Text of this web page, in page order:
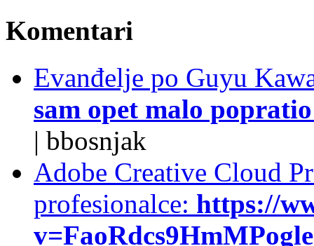
Komentari
Evanđelje po Guyu
sam opet malo
| bbosnjak
Adobe Creative Cloud
profesionalce: https://